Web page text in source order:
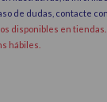
de dudas, contacte
disponibles en
hábiles.